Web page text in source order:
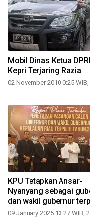
Mobil Dinas Ketua
Kepri Terjaring Razia
02 November 2010 0:25 WIB,
KPU Tetapkan Ansar-
Nyanyang sebagai
dan wakil gubernur
periode 2025-2030
09 January 2025 13:27 WIB,